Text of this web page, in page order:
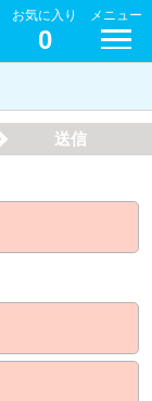
お気に入り
0
メニュー
送信